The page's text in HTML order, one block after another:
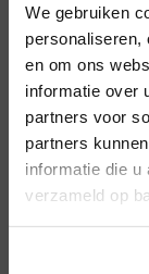
We gebruiken
personaliseren,
en om ons
informatie over
partners voor
partners
informatie die u
verzameld op
Voordelen
ViaAVIA
ViaAVIA
Registreren
AVIA